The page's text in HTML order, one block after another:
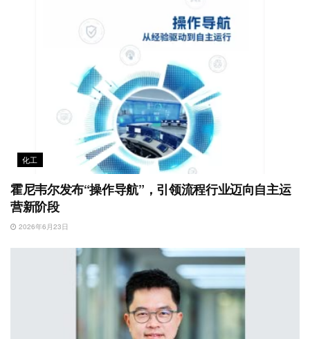
化工
霍尼韦尔发布“操作导航”，引领流程行业迈向自主运
营新阶段
2026年6月23日